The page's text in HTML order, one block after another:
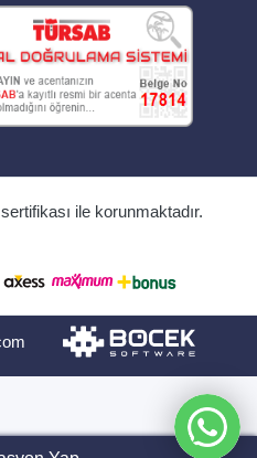
ile korunmaktadır.